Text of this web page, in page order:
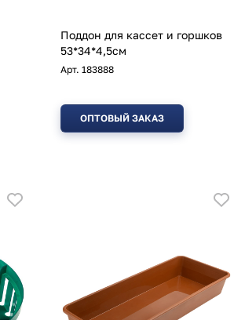
Поддон для кассет и горшков
53*34*4,5см
Арт. 183888
ОПТОВЫЙ ЗАКАЗ